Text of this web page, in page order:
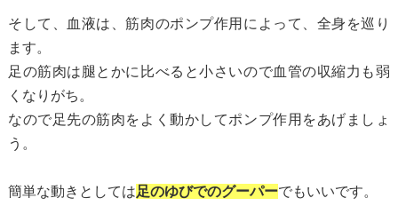
そして、血液は、筋肉のポンプ作用によって、全身を巡り
ます。
足の筋肉は腿とかに比べると小さいので血管の収縮力も弱
くなりがち。
なので足先の筋肉をよく動かしてポンプ作用をあげましょ
う。
簡単な動きとしては足のゆびでのグーパーでもいいです。